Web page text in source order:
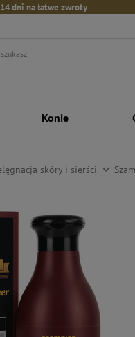
14 dni na łatwe zwroty
Konie
skóry i sierści